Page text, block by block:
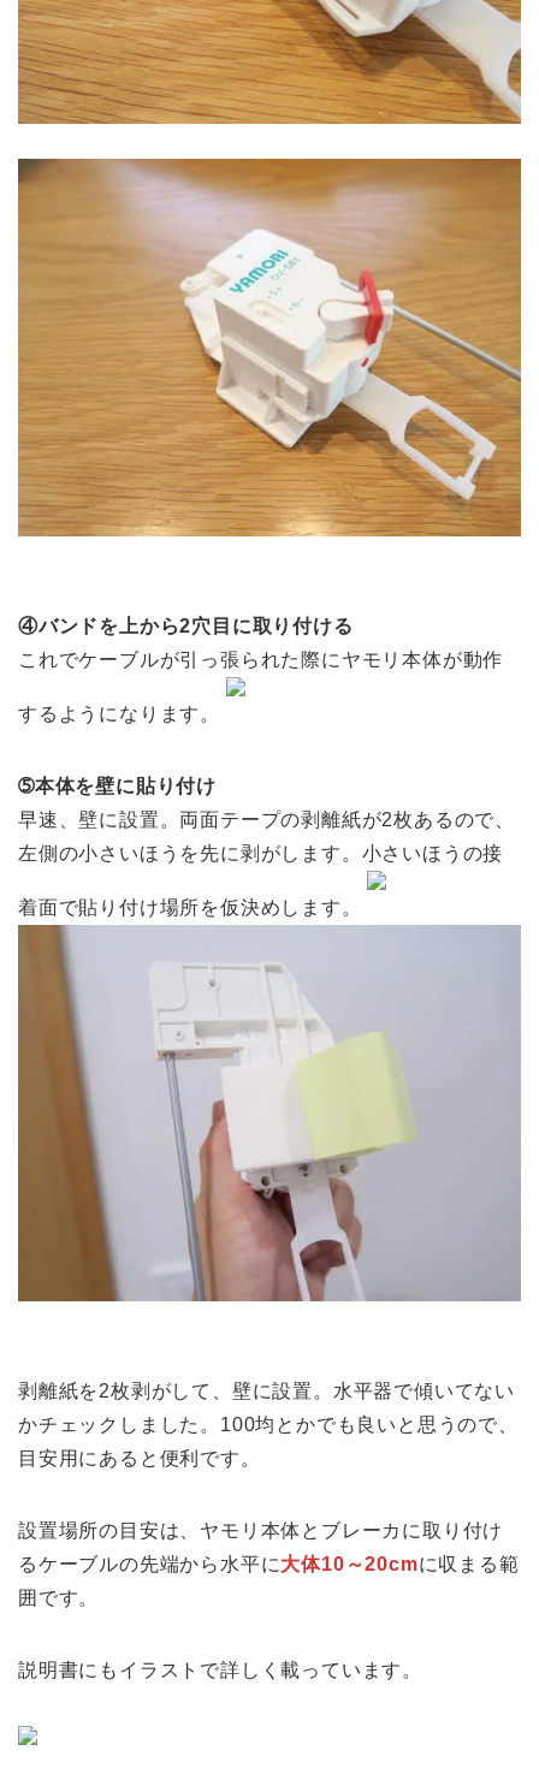
④バンドを上から2穴目に取り付ける
これでケーブルが引っ張られた際にヤモリ本体が動作
するようになります。
➄本体を壁に貼り付け
早速、壁に設置。両面テープの剥離紙が2枚あるので、
左側の小さいほうを先に剥がします。小さいほうの接
着面で貼り付け場所を仮決めします。
剥離紙を2枚剥がして、壁に設置。水平器で傾いてない
かチェックしました。100均とかでも良いと思うので、
目安用にあると便利です。
設置場所の目安は、ヤモリ本体とブレーカに取り付け
るケーブルの先端から水平に大体10～20cmに収まる範
囲です。
説明書にもイラストで詳しく載っています。